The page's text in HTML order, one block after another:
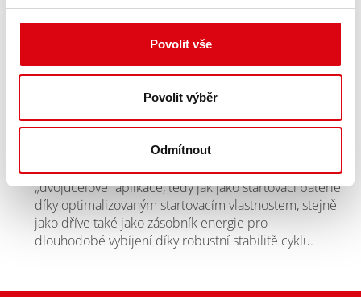
Povolit vše
Povolit výběr
Odmítnout
označením MIN/MAX pro usnadnění údržby je však
zachováno
Změna barvy bezpečnostních víček s ochranou proti
rozlití 4K nebo přepěťovými ochranami na černou,
aby bylo možné používat udržitelné materiály
Zlepšení a komunikace výkonu studeného startu u
všech typů Energy Bull.
Použití celoplošných horních etiket s revizí oblastí
použití pro produktovou řadu. Nová produktová řada
Energy Bull je proto vhodná pro takzvané
„dvojúčelové“ aplikace, tedy jak jako startovací baterie
díky optimalizovaným startovacím vlastnostem, stejně
jako dříve také jako zásobník energie pro
dlouhodobé vybíjení díky robustní stabilitě cyklu.